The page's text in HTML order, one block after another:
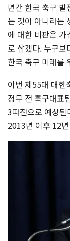
년간 한국 축구
는 것이 아니라는
에 대한 비판은
로 삼겠다. 누구
한국 축구 미래를
이번 제55대 대한
정무 전 축구대표
3파전으로 예상
2013년 이후 12